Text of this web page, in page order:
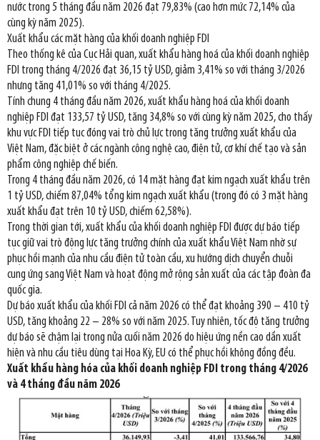
nước trong 5 tháng đầu năm 2026 đạt 79,83% (cao hơn mức 72,14% của
cùng kỳ năm 2025).
Xuất khẩu các mặt hàng của khối doanh nghiệp FDI
Theo thống kê của Cục Hải quan, xuất khẩu hàng hoá của khối doanh nghiệp
FDI trong tháng 4/2026 đạt 36,15 tỷ USD, giảm 3,41% so với tháng 3/2026
nhưng tăng 41,01% so với tháng 4/2025.
Tính chung 4 tháng đầu năm 2026, xuất khẩu hàng hoá của khối doanh
nghiệp FDI đạt 133,57 tỷ USD, tăng 34,8% so với cùng kỳ năm 2025, cho thấy
khu vực FDI tiếp tục đóng vai trò chủ lực trong tăng trưởng xuất khẩu của
Việt Nam, đặc biệt ở các ngành công nghệ cao, điện tử, cơ khí chế tạo và sản
phẩm công nghiệp chế biến.
Trong 4 tháng đầu năm 2026, có 14 mặt hàng đạt kim ngạch xuất khẩu trên
1 tỷ USD, chiếm 87,04% tổng kim ngạch xuất khẩu (trong đó có 3 mặt hàng
xuất khẩu đạt trên 10 tỷ USD, chiếm 62,58%).
Trong thời gian tới, xuất khẩu của khối doanh nghiệp FDI được dự báo tiếp
tục giữ vai trò động lực tăng trưởng chính của xuất khẩu Việt Nam nhờ sự
phục hồi mạnh của nhu cầu điện tử toàn cầu, xu hướng dịch chuyển chuỗi
cung ứng sang Việt Nam và hoạt động mở rộng sản xuất của các tập đoàn đa
quốc gia.
Dự báo xuất khẩu của khối FDI cả năm 2026 có thể đạt khoảng 390 – 410 tỷ
USD, tăng khoảng 22 – 28% so với năm 2025. Tuy nhiên, tốc độ tăng trưởng
dự báo sẽ chậm lại trong nửa cuối năm 2026 do hiệu ứng nền cao dần xuất
hiện và nhu cầu tiêu dùng tại Hoa Kỳ, EU có thể phục hồi không đồng đều.
Xuất khẩu hàng hóa của khối doanh nghiệp FDI trong tháng 4/2026
và 4 tháng đầu năm 2026